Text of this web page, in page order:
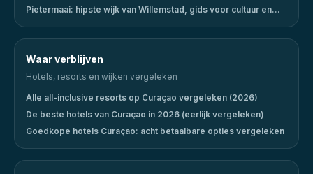
Pietermaai: hipste wijk van Willemstad, gids voor cultuur en
Waar verblijven
Hotels, resorts en wijken vergeleken
Alle all-inclusive resorts op Curaçao vergeleken (2026)
De beste hotels van Curaçao in 2026 (eerlijk vergeleken)
Goedkope hotels Curaçao: acht betaalbare opties vergeleken